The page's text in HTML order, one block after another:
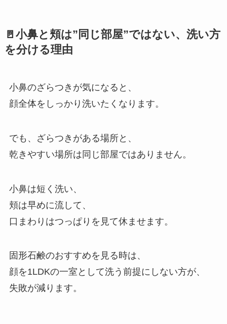
🚪小鼻と頬は”同じ部屋”ではない、洗い方
を分ける理由
小鼻のざらつきが気になると、
顔全体をしっかり洗いたくなります。
でも、ざらつきがある場所と、
乾きやすい場所は同じ部屋ではありません。
小鼻は短く洗い、
頬は早めに流して、
口まわりはつっぱりを見て休ませます。
固形石鹸のおすすめを見る時は、
顔を1LDKの一室として洗う前提にしない方が、
失敗が減ります。